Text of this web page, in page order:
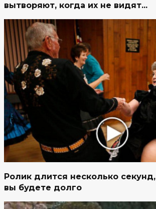
вытворяют, когда их не видят...
Ролик длится несколько
вы будете долго